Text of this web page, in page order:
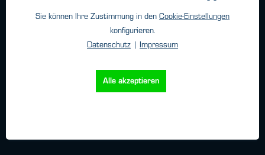
Oehleckerring 32 • 22419 Hamburg
Sie können Ihre Zustimmung in den Cookie-Einstellungen
konfigurieren.
Datenschutz
Impressum
Alle akzeptieren